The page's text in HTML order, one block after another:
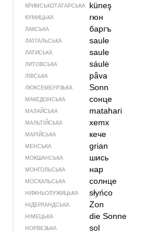
КРИМСЬКОТАТАРСЬКА küneş
КУМИЦЬКА гюн
ЛАКСЬКА баргъ
ЛАТГАЛЬСЬКА saule
ЛАТИСЬКА saule
ЛИТОВСЬКА sáulė
ЛІВСЬКА pǟva
ЛЮКСЕМБУРЗЬКА Sonn
МАКЕДОНСЬКА сонце
МАЛАЙСЬКА matahari
МАЛЬТІЙСЬКА xemx
МАРІЙСЬКА кече
МЕНСЬКА grian
МОКШАНСЬКА шись
МОНГОЛЬСЬКА нар
МОСКАЛЬСЬКА солнце
НИЖНЬОЛУЖИЦЬКА słyńco
НІДЕРЛАНДСЬКА Zon
НІМЕЦЬКА die Sonne
НОРВЕЗЬКА sol